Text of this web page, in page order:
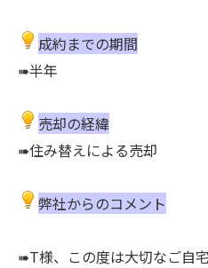
成約までの期間
➠半年
売却の経緯
➠住み替えによる売却
弊社からのコメント
➠T様、この度は大切なご自